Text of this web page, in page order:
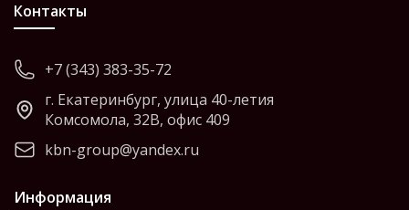
Контакты
+7 (343) 383-35-72
г. Екатеринбург, улица 40-летия
Комсомола, 32В, офис 409
kbn-group@yandex.ru
Информация